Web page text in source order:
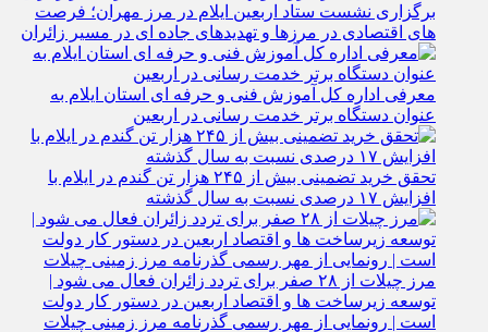
برگزاری نشست ستاد اربعین ایلام در مرز مهران؛ فرصت‌
های اقتصادی در مرزها و تهدیدهای جاده‌ ای در مسیر زائران
معرفی اداره کل آموزش فنی و حرفه‌ ای استان ایلام به‌
عنوان دستگاه برتر خدمت‌ رسانی در اربعین
تحقق خرید تضمینی بیش از ۲۴۵ هزار تن گندم در ایلام با
افزایش ۱۷ درصدی نسبت به سال گذشته
مرز چیلات از ۲۸ صفر برای تردد زائران فعال می‌ شود |
توسعه زیرساخت‌ ها و اقتصاد اربعین در دستور کار دولت
است | رونمایی از مهر رسمی گذرنامه مرز زمینی چیلات